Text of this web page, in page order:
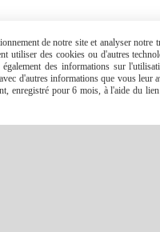
de notre site et analyser
utiliser des cookies ou d'autres
des informations sur
d'autres informations que vous
enregistré pour 6 mois, à l'aide du